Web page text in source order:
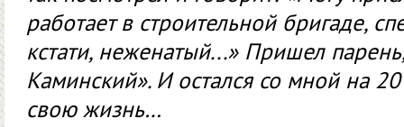
работает в строительной бригаде,
кстати, неженатый...» Пришел
Каминский». И остался со мной на
свою жизнь…